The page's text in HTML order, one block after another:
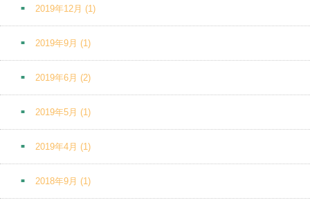
2019年12月 (1)
2019年9月 (1)
2019年6月 (2)
2019年5月 (1)
2019年4月 (1)
2018年9月 (1)